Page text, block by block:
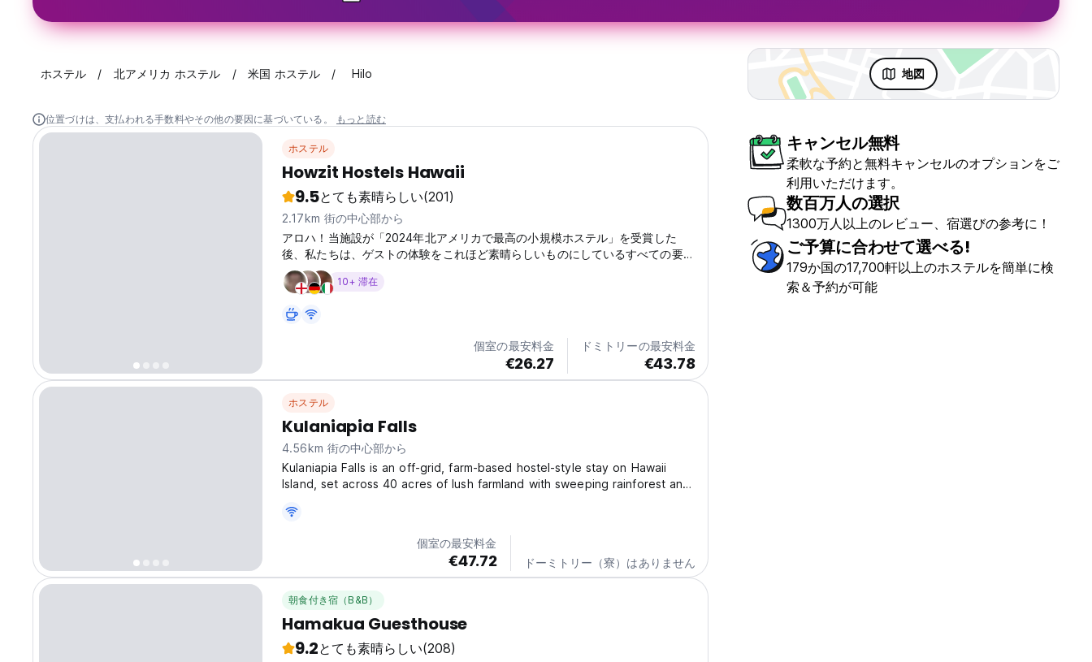
ホステル 北アメリカ ホステル 米国 ホステル Hilo 地図
位置づけは、支払われる手数料やその他の要因に基づいている。 もっと読む
ホステル
Howzit Hostels Hawaii
9.5とても素晴らしい(201)
2.17km 街の中心部から
アロハ！当施設が「2024年北アメリカで最高の小規模ホステル」を受賞した
後、私たちは、ゲストの体験をこれほど素晴らしいものにしているすべての要素
を、ここハワイ島の最新の場所に持ち込むことを決めました！ Howzit Hostels
Hiloへようこそ - 一緒に冒険しましょう！ 私たちは、ゲストが楽しむための無
とを誇りに思っています。私たちの専任のアロハアンバサダーのチームは、ハワ
イが提供する最も美しい風景を皆さんと共有することを楽しみにしています。ヒ
ロは、壮大な滝、素晴らしいジャングルハイキング、美しいビーチに近い隠れた
宝石のような場所です。さらに、世界で最も活発な火山の一つを見ることができ
るハワイ火山国立公園にもすぐ近くです！...
10+ 滞在
個室の最安料金
€26.27
ドミトリーの最安料金
€43.78
ホステル
Kulaniapia Falls
4.56km 街の中心部から
Kulaniapia Falls is an off-grid, farm-based hostel-style stay on Hawaii
Island, set across 40 acres of lush farmland with sweeping rainforest and
accessible waterfall in Hawaii. Guests sleep...
個室の最安料金
€47.72 ドーミトリー（寮）はありません
朝食付き宿（B&B）
Hamakua Guesthouse
9.2とても素晴らしい(208)
キャンセル無料
柔軟な予約と無料キャンセルのオプションをご
利用いただけます。
数百万人の選択
1300万人以上のレビュー、宿選びの参考に！
ご予算に合わせて選べる!
179か国の17,700軒以上のホステルを簡単に検
索＆予約が可能